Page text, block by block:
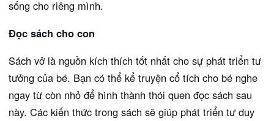
sống cho riêng mình.
Đọc sách cho con
Sách vở là nguồn kích thích tốt nhất cho sự phát triển tư
tưởng của bé. Bạn có thể kể truyện cổ tích cho bé nghe
ngay từ còn nhỏ để hình thành thói quen đọc sách sau
này. Các kiến thức trong sách sẽ giúp phát triển tư duy